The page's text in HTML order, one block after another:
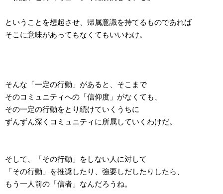
ということを想起させ、帰属意識を持てるものであれば
そこに意味があってもなくてもいいわけ。
そんな「一定の行動」があると、そこまで
そのコミュニティへの「信仰度」がなくても、
その一定の行動をとり続けていくうちに
ずんずん深くコミュニティに所属していくわけだ。
そして、「その行動」をしない人に対して
「その行動」を推奨したり、強要しだしたりしたら、
もう一人前の「信者」なんだろうね。